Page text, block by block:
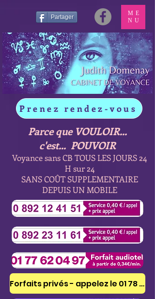
Partager
Prenez rendez-vous
Parce que VOULOIR...
c'est... POUVOIR
Voyance sans CB TOUS LES JOURS 24
H sur 24
SANS COÛT SUPPLEMENTAIRE
DEPUIS UN MOBILE
ME
NU
Forfaits privés - appelez le 01 78 41 53 51